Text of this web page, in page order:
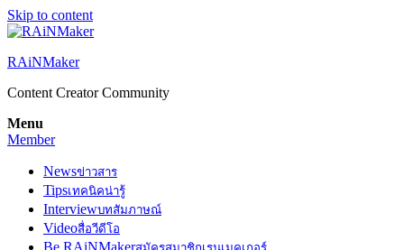
Skip to content
RAiNMaker
Content Creator Community
Menu
Member
Newsข่าวสาร
Tipsเทคนิคน่ารู้
Interviewบทสัมภาษณ์
Videoสื่อวีดีโอ
Be RAiNMaker